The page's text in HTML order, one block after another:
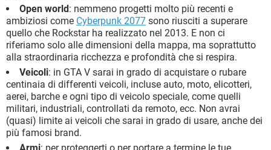
Open world: nemmeno progetti molto più recenti e
ambiziosi come Cyberpunk 2077 sono riusciti a superare
quello che Rockstar ha realizzato nel 2013. E non ci
riferiamo solo alle dimensioni della mappa, ma soprattutto
alla straordinaria ricchezza e profondità che si respira.
Veicoli: in GTA V sarai in grado di acquistare o rubare
centinaia di differenti veicoli, incluse auto, moto, elicotteri,
aerei, barche e ogni tipo di veicolo speciale, come quelli
militari, industriali, controllati da remoto, ecc. Non avrai
(quasi) limite ai veicoli che sarai in grado di usare, anche dei
più famosi brand.